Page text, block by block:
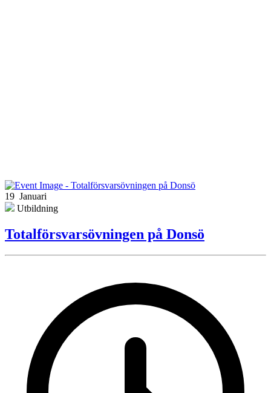
19 Januari
Utbildning
Totalförsvarsövningen på Donsö